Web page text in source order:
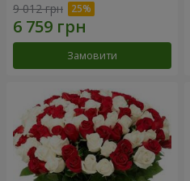
9 012 грн
Замовити